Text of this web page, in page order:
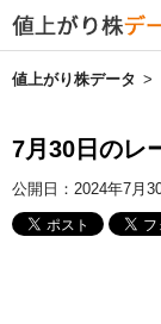
値上がり株データ
7月30日のレ
公開日： 2024年7月